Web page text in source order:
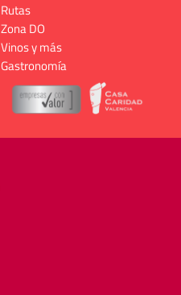
Rutas
Zona DO
Vinos y más
Gastronomía